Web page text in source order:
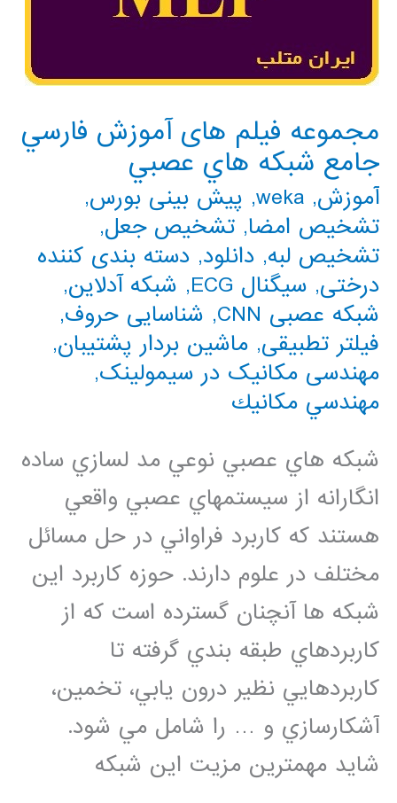
مجموعه فيلم های آموزش فارسي
جامع شبكه هاي عصبي
آموزش,
weka
, پیش بینی بورس,
تشخیص امضا, تشخیص جعل,
تشخیص لبه, دانلود, دسته بندی کننده
درختی, سیگنال ECG , شبکه آدلاین,
شبکه عصبی CNN
, شناسایی حروف,
فیلتر تطبیقی, ماشین بردار پشتیبان,
مهندسی مکانیک در سیمولینک,
مهندسي مكانيك
شبكه هاي عصبي نوعي مد لسازي ساده
انگارانه از سيستمهاي عصبي واقعي
هستند كه كاربرد فراواني در حل مسائل
مختلف در علوم دارند. حوزه كاربرد اين
شبكه ها آنچنان گسترده است كه از
كاربردهاي طبقه بندي گرفته تا
كاربردهايي نظير درون يابي، تخمين،
آشكارسازي و … را شامل مي شود.
شايد مهمترين مزيت اين شبكه